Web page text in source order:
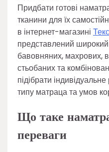
Придбати готові
тканини для їх
в інтернет-магазині
представлений
бавовняних, махрових,
стьобаних та
підібрати
типу матраца та умов
Що таке
переваги